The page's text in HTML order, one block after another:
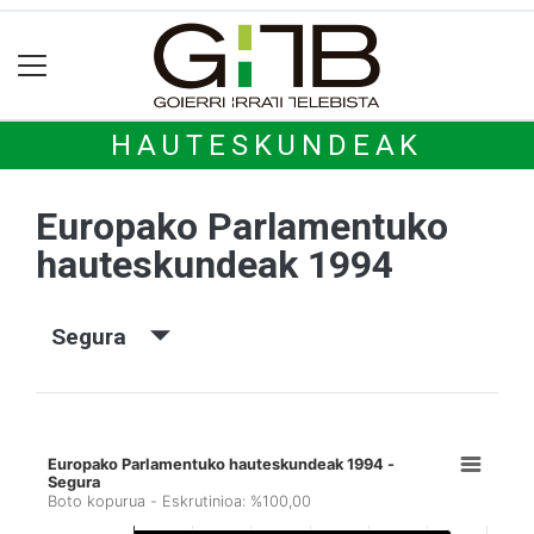
HAUTESKUNDEAK
Europako Parlamentuko
hauteskundeak 1994
Segura
Europako Parlamentuko hauteskundeak 1994 -
Segura
Boto kopurua - Eskrutinioa: %100,00